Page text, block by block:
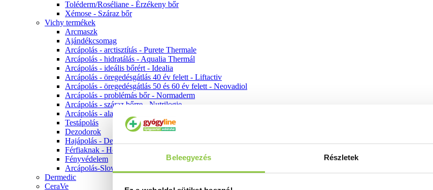
Beleegyezés Részletek
Toléderm/Roséliane - Érzékeny bőr
Xémose - Száraz bőr
Vichy termékek
Arcmaszk
Ajándékcsomag
Arcápolás - arctisztítás - Purete Thermale
Arcápolás - hidratálás - Aqualia Thermál
Arcápolás - ideális bőrért - Idealia
Arcápolás - öregedésgátlás 40 év felett - Liftactiv
Arcápolás - öregedésgátlás 50 és 60 év felett - Neovadiol
Arcápolás - problémás bőr - Normaderm
Arcápolás - száraz bőrre - Nutrilogie
Arcápolás - alapozók
Testápolás
Dezodorok
Hajápolás - Dercos
Férfiaknak - Homme
Fényvédelem
Arcápolás-Slow Age
Dermedic
CeraVe